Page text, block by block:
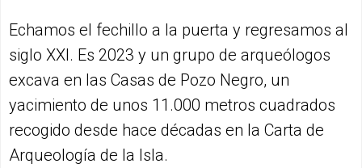
Echamos el fechillo a la puerta y regresamos al
siglo XXI. Es 2023 y un grupo de arqueólogos
excava en las Casas de Pozo Negro, un
yacimiento de unos 11.000 metros cuadrados
recogido desde hace décadas en la Carta de
Arqueología de la Isla.